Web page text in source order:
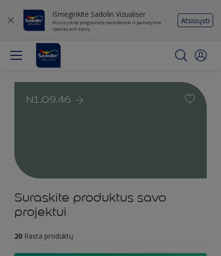
Išmėginkite Sadolin Vizualiser
Atsisiųskite programėlę nemokamai ir pamatykite
spalvas ant sienų
Atsisiųsti
N1.09.46
Suraskite produktus savo
projektui
20 Rasta produktų